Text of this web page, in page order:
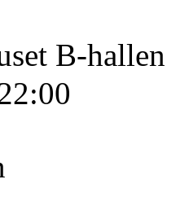
B-hallen